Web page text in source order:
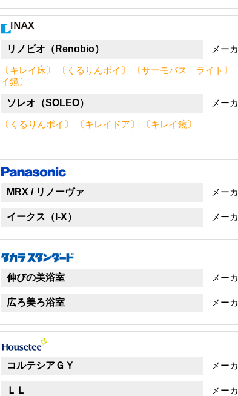
リノビオ（Renobio） メー
〔キレイ床〕 〔くるりんポイ〕 〔サーモバス ライト〕
イ鏡〕
ソレオ（SOLEO） メー
〔くるりんポイ〕 〔キレイドア〕 〔キレイ鏡〕
MRX / リノーヴァ メー
イークス（I-X） メー
伸びの美浴室 メー
広ろ美ろ浴室 メー
コルテシアＧＹ メー
ＬＬ メー